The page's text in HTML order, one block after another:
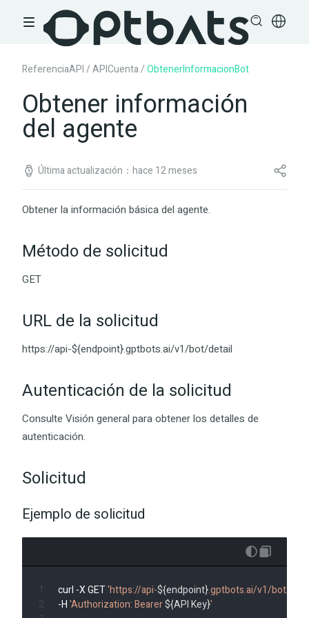
ReferenciaAPI/APICuenta/ObtenerInformacionBot
Obtener información
del agente
Última actualización：hace 12 meses
Obtener la información básica del agente.
Método de solicitud
GET
URL de la solicitud
https://api-${endpoint}.gptbots.ai/v1/bot/detail
Autenticación de la solicitud
Consulte Visión general para obtener los detalles de
autenticación.
Solicitud
Ejemplo de solicitud
curl -X GET 'https://api-${endpoint}.gptbots.ai/v1/bot/
-H 'Authorization: Bearer ${API Key}'